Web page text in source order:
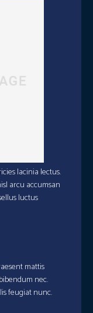
lacinia lectus.
arcu accumsan
luctus
mattis
nec.
feugiat nunc.